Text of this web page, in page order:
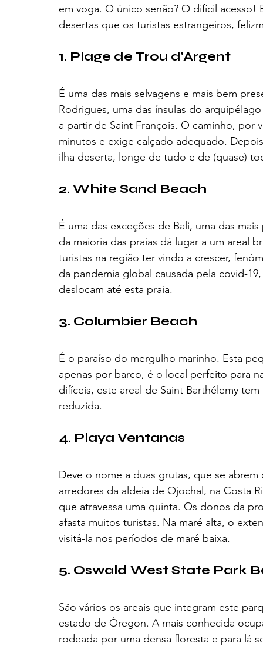
em voga. O único senão? O difícil acesso!
desertas que os turistas estrangeiros,
1. Plage de Trou d'Argent
É uma das mais selvagens e mais bem
Rodrigues, uma das ínsulas do
a partir de Saint François. O caminho, por
minutos e exige calçado adequado.
ilha deserta, longe de tudo e de (quase)
2. White Sand Beach
É uma das exceções de Bali, uma das
da maioria das praias dá lugar a um areal
turistas na região ter vindo a crescer,
da pandemia global causada pela covid-
deslocam até esta praia.
3. Columbier Beach
É o paraíso do mergulho marinho. Esta
apenas por barco, é o local perfeito para
difíceis, este areal de Saint Barthélemy
reduzida.
4. Playa Ventanas
Deve o nome a duas grutas, que se
arredores da aldeia de Ojochal, na Costa
que atravessa uma quinta. Os donos da
afasta muitos turistas. Na maré alta, o
visitá-la nos períodos de maré baixa.
5. Oswald West State Park
São vários os areais que integram este
estado de Óregon. A mais conhecida
rodeada por uma densa floresta e para lá